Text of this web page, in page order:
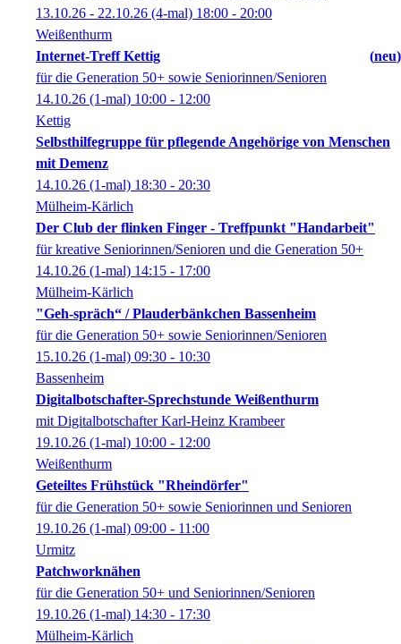
13.10.26 - 22.10.26 (4-mal) 18:00 - 20:00
Weißenthurm
Internet-Treff Kettig
neu
für die Generation 50+ sowie Seniorinnen/Senioren
14.10.26 (1-mal) 10:00 - 12:00
Kettig
Selbsthilfegruppe für pflegende Angehörige von Menschen
mit Demenz
14.10.26 (1-mal) 18:30 - 20:30
Mülheim-Kärlich
Der Club der flinken Finger - Treffpunkt "Handarbeit"
für kreative Seniorinnen/Senioren und die Generation 50+
14.10.26 (1-mal) 14:15 - 17:00
Mülheim-Kärlich
"Geh-spräch“ / Plauderbänkchen Bassenheim
für die Generation 50+ sowie Seniorinnen/Senioren
15.10.26 (1-mal) 09:30 - 10:30
Bassenheim
Digitalbotschafter-Sprechstunde Weißenthurm
mit Digitalbotschafter Karl-Heinz Krambeer
19.10.26 (1-mal) 10:00 - 12:00
Weißenthurm
Geteiltes Frühstück "Rheindörfer"
für die Generation 50+ sowie Seniorinnen und Senioren
19.10.26 (1-mal) 09:00 - 11:00
Urmitz
Patchworknähen
für die Generation 50+ und Seniorinnen/Senioren
19.10.26 (1-mal) 14:30 - 17:30
Mülheim-Kärlich